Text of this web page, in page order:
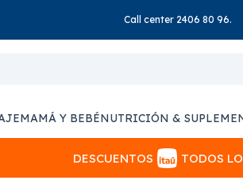
Call center 2406 80 96.
MAMÁ Y BEBÉNUTRICIÓN &
DESCUENTOS TODOS